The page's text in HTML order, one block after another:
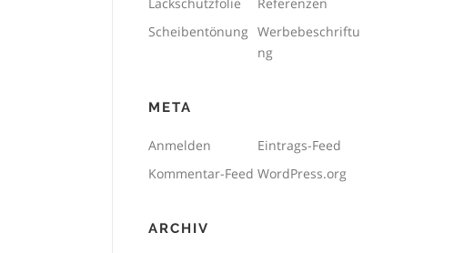
Scheibentönung Werbebeschriftu
ng
META
Anmelden
Eintrags-Feed
Kommentar-Feed WordPress.org
ARCHIV